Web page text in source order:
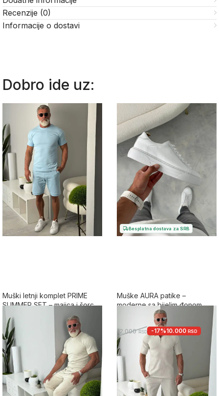
Recenzije (0)
Informacije o dostavi
Dobro ide uz:
Muški letnji komplet PRIME
SUMMER SET – majica i šorc
5.0
4.990
Besplatna dostava za SRB
Muške AURA patike –
moderne sa bijelim đonom
12.000RSD -17%10.000 RSD
+11